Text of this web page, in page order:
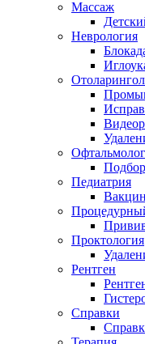
Массаж
Неврология
Педиатрия
Проктология
Рентген
Справки